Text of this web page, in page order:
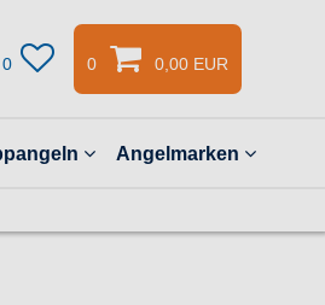
0 0 0,00 EUR
Angelmarken